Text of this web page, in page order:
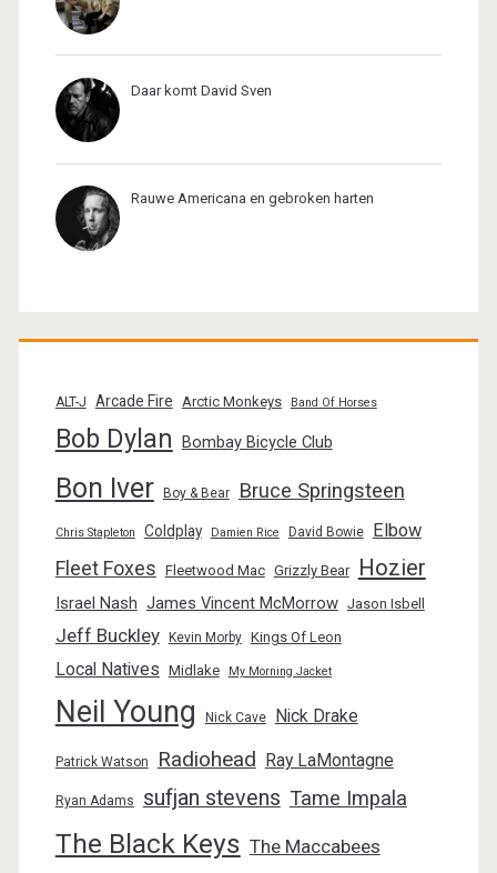
Daar komt David Sven
Rauwe Americana en gebroken harten
ALT-J Arcade Fire Arctic Monkeys Band Of Horses
Bob Dylan Bombay Bicycle Club
Bon Iver Boy & Bear Bruce Springsteen
Chris Stapleton Coldplay Damien Rice David Bowie Elbow
Fleet Foxes Fleetwood Mac Grizzly Bear Hozier
Israel Nash James Vincent McMorrow Jason Isbell
Jeff Buckley Kevin Morby Kings Of Leon
Local Natives Midlake My Morning Jacket
Neil Young Nick Cave Nick Drake
Patrick Watson Radiohead Ray LaMontagne
Ryan Adams sufjan stevens Tame Impala
The Black Keys The Maccabees